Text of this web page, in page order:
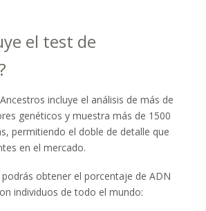
el test de
incluye el análisis de más de
genéticos y muestra más de 1500
permitiendo el doble de detalle que
en el mercado.
obtener el porcentaje de ADN
individuos de todo el mundo: